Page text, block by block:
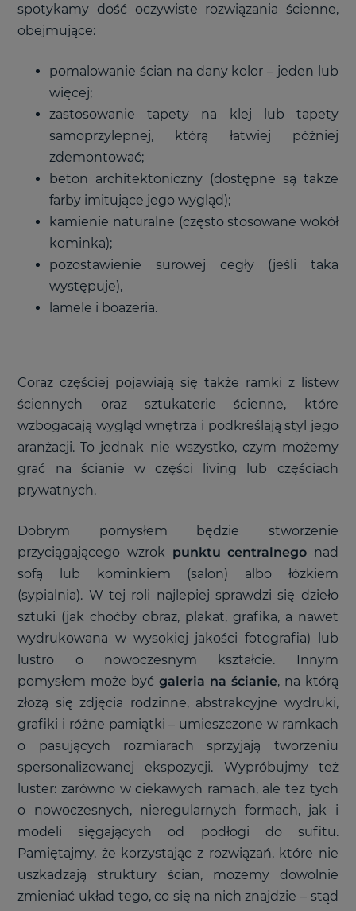
spotykamy dość oczywiste rozwiązania ścienne,
obejmujące:
pomalowanie ścian na dany kolor – jeden lub
więcej;
zastosowanie tapety na klej lub tapety
samoprzylepnej, którą łatwiej później
zdemontować;
beton architektoniczny (dostępne są także
farby imitujące jego wygląd);
kamienie naturalne (często stosowane wokół
kominka);
pozostawienie surowej cegły (jeśli taka
występuje),
lamele i boazeria.
Coraz częściej pojawiają się także ramki z listew
ściennych oraz sztukaterie ścienne, które
wzbogacają wygląd wnętrza i podkreślają styl jego
aranżacji. To jednak nie wszystko, czym możemy
grać na ścianie w części living lub częściach
prywatnych.
Dobrym pomysłem będzie stworzenie
przyciągającego wzrok punktu centralnego nad
sofą lub kominkiem (salon) albo łóżkiem
(sypialnia). W tej roli najlepiej sprawdzi się dzieło
sztuki (jak choćby obraz, plakat, grafika, a nawet
wydrukowana w wysokiej jakości fotografia) lub
lustro o nowoczesnym kształcie. Innym
pomysłem może byćgaleria na ścianie, na którą
złożą się zdjęcia rodzinne, abstrakcyjne wydruki,
grafiki i różne pamiątki – umieszczone w ramkach
o pasujących rozmiarach sprzyjają tworzeniu
spersonalizowanej ekspozycji. Wypróbujmy też
luster: zarówno w ciekawych ramach, ale też tych
o nowoczesnych, nieregularnych formach, jak i
modeli sięgających od podłogi do sufitu.
Pamiętajmy, że korzystając z rozwiązań, które nie
uszkadzają struktury ścian, możemy dowolnie
zmieniać układ tego, co się na nich znajdzie – stąd